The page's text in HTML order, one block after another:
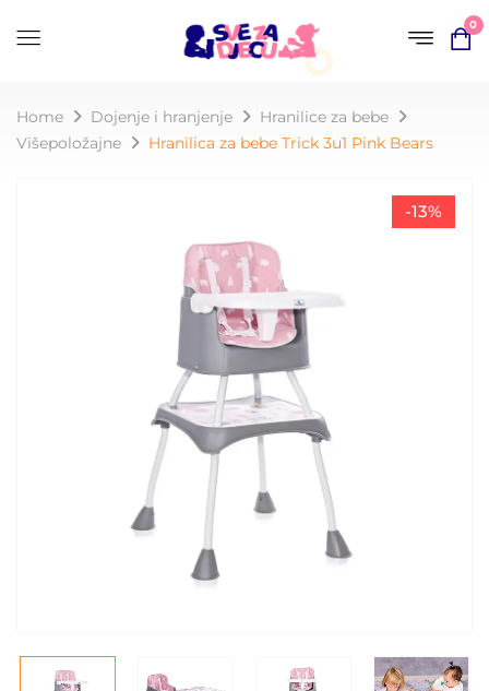
0
Home Dojenje i hranjenje
Hranilice za bebe
Višepoložajne
Hranilica za bebe Trick 3u1 Pink Bears
-13%